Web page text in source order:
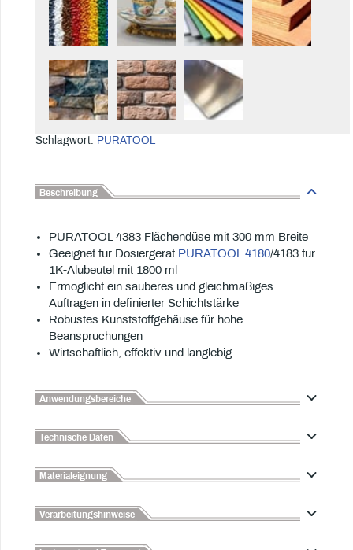
Schlagwort: PURATOOL
Beschreibung
PURATOOL 4383 Flächendüse mit 300 mm Breite
Geeignet für Dosiergerät PURATOOL 4180/4183 für
1K-Alubeutel mit 1800 ml
Ermöglicht ein sauberes und gleichmäßiges
Auftragen in definierter Schichtstärke
Robustes Kunststoffgehäuse für hohe
Beanspruchungen
Wirtschaftlich, effektiv und langlebig
Anwendungsbereiche
Technische Daten
Materialeignung
Verarbeitungshinweise